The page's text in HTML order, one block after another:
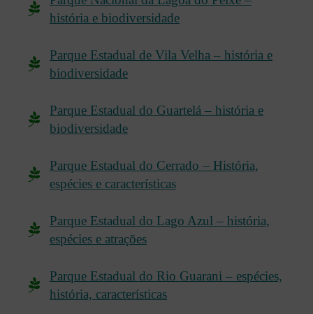
história e biodiversidade
Parque Estadual de Vila Velha – história e
biodiversidade
Parque Estadual do Guartelá – história e
biodiversidade
Parque Estadual do Cerrado – História,
espécies e características
Parque Estadual do Lago Azul – história,
espécies e atrações
Parque Estadual do Rio Guarani – espécies,
história, características